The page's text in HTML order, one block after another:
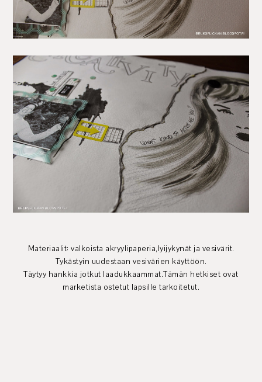
Materiaalit: valkoista akryylipaperia,lyijykynät ja vesivärit.
Tykästyin uudestaan vesivärien käyttöön.
Täytyy hankkia jotkut laadukkaammat.Tämän hetkiset ovat
marketista ostetut lapsille tarkoitetut.